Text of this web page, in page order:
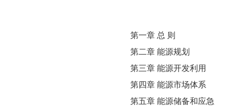
第一章 总 则
第二章 能源规划
第三章 能源开发利用
第四章 能源市场体系
第五章 能源储备和应急